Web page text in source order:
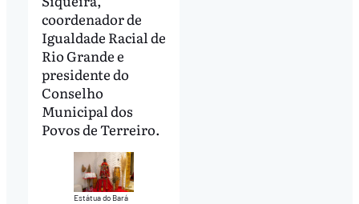
coordenador de
Igualdade Racial de
Rio Grande e
presidente do
Conselho
Municipal dos
Povos de Terreiro.
Estátua do Bará